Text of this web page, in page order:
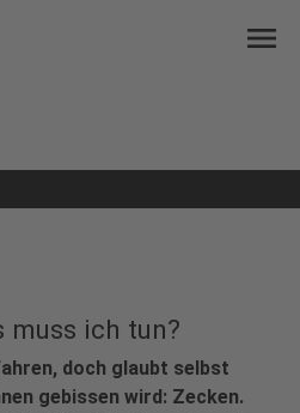
menu
muss ich tun?
doch glaubt selbst
gebissen wird: Zecken.